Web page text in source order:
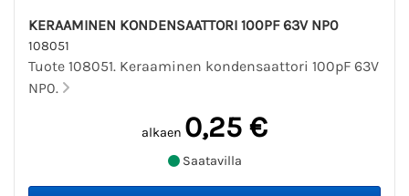
KERAAMINEN KONDENSAATTORI 100PF 63V NP0
108051
Tuote 108051. Keraaminen kondensaattori 100pF 63V
NP0.
alkaen 0,25 €
Saatavilla